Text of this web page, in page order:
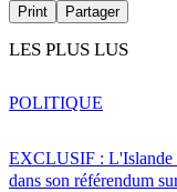
Print Partager
LES PLUS LUS
EXCLUSIF : L'Islande
dans son référendum
POLITIQUE